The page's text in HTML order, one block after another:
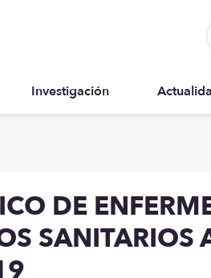
Investigación
Recursos
DE